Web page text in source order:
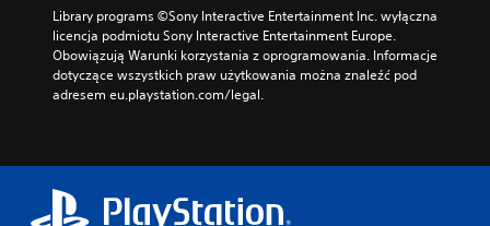
Library programs ©Sony Interactive Entertainment Inc. wyłączna
licencja podmiotu Sony Interactive Entertainment Europe.
Obowiązują Warunki korzystania z oprogramowania. Informacje
dotyczące wszystkich praw użytkowania można znaleźć pod
adresem eu.playstation.com/legal.